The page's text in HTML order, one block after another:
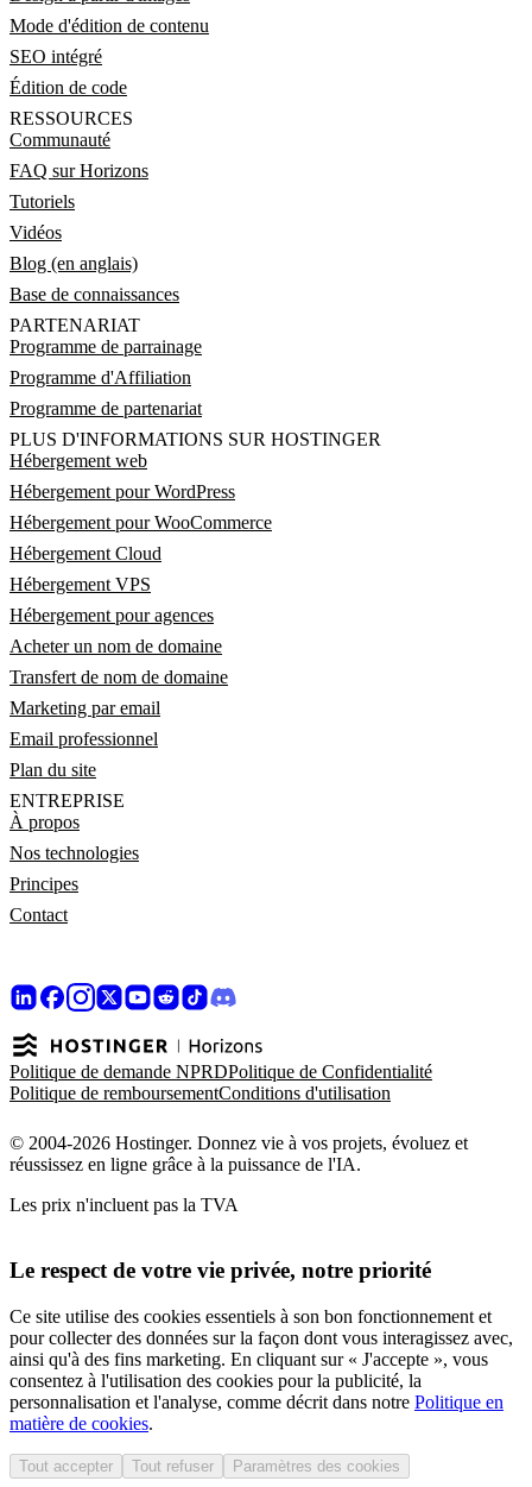
Mode d'édition de contenu
SEO intégré
Édition de code
RESSOURCES
Communauté
FAQ sur Horizons
Tutoriels
Vidéos
Blog (en anglais)
Base de connaissances
PARTENARIAT
Programme de parrainage
Programme d'Affiliation
Programme de partenariat
PLUS D'INFORMATIONS SUR HOSTINGER
Hébergement web
Hébergement pour WordPress
Hébergement pour WooCommerce
Hébergement Cloud
Hébergement VPS
Hébergement pour agences
Acheter un nom de domaine
Transfert de nom de domaine
Marketing par email
Email professionnel
Plan du site
ENTREPRISE
À propos
Nos technologies
Principes
Contact
Politique de demande NPRDPolitique de Confidentialité
Politique de remboursementConditions d'utilisation
© 2004-2026 Hostinger. Donnez vie à vos projets, évoluez et
réussissez en ligne grâce à la puissance de l'IA.
Les prix n'incluent pas la TVA
Le respect de votre vie privée, notre priorité
Ce site utilise des cookies essentiels à son bon fonctionnement et
pour collecter des données sur la façon dont vous interagissez avec,
ainsi qu'à des fins marketing. En cliquant sur « J'accepte », vous
consentez à l'utilisation des cookies pour la publicité, la
personnalisation et l'analyse, comme décrit dans notre Politique en
matière de cookies.
Tout accepter Tout refuser Paramètres des cookies